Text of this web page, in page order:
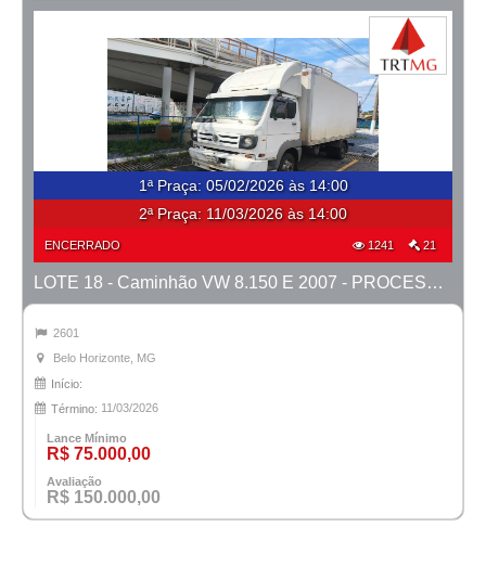
1ª Praça: 05/02/2026 às 14:00
2ª Praça: 11/03/2026 às 14:00
ENCERRADO 1241 21
LOTE 18 - Caminhão VW 8.150 E 2007 - PROCESSO 0011039-27.2023-42ª BH
2601
Belo Horizonte, MG
Início:
Término: 11/03/2026
Lance Mínimo
R$ 75.000,00
Avaliação
R$ 150.000,00